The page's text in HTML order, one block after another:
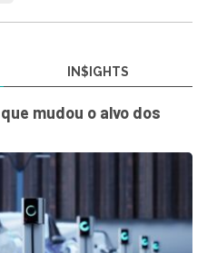
IN$IGHTS
mudou o alvo dos